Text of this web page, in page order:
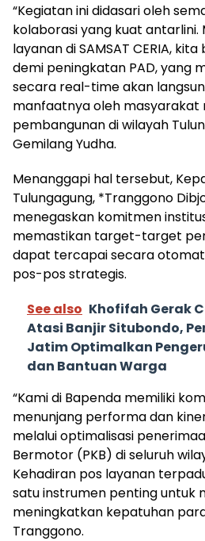
“Kegiatan ini didasari oleh
kolaborasi yang kuat antarlini.
layanan di SAMSAT CERIA,
demi peningkatan PAD, yang
secara real-time akan
manfaatnya oleh masyarakat
pembangunan di wilayah
Gemilang Yudha.
Menanggapi hal tersebut,
Tulungagung, *Tranggono
menegaskan komitmen
memastikan target-target
dapat tercapai secara
pos-pos strategis.
See also Khofifah Gerak
Atasi Banjir Situbondo,
Jatim Optimalkan
dan Bantuan Warga
“Kami di Bapenda memiliki
menunjang performa dan
melalui optimalisasi
Bermotor (PKB) di seluruh
Kehadiran pos layanan
satu instrumen penting untuk
meningkatkan kepatuhan
Tranggono.